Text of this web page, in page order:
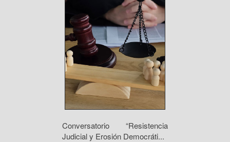
Conversatorio “Resistencia
Judicial y Erosión Democráti...